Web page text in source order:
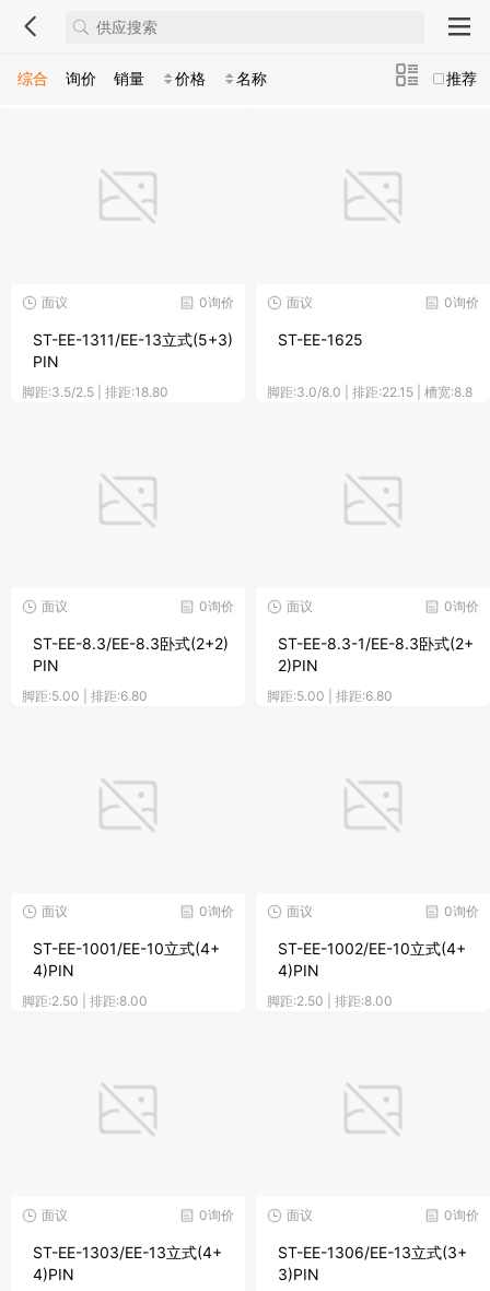
推荐
综合 询价 销量 价格 名称
0询价
面议
ST-EE-1311/EE-13立式(5+3)
PIN
脚距:3.5/2.5 | 排距:18.80
0询价
面议
ST-EE-1625
脚距:3.0/8.0 | 排距:22.15 | 槽宽:8.8
0询价
面议
ST-EE-8.3/EE-8.3卧式(2+2)
PIN
脚距:5.00 | 排距:6.80
0询价
面议
ST-EE-8.3-1/EE-8.3卧式(2+
2)PIN
脚距:5.00 | 排距:6.80
0询价
面议
ST-EE-1001/EE-10立式(4+
4)PIN
脚距:2.50 | 排距:8.00
0询价
面议
ST-EE-1002/EE-10立式(4+
4)PIN
脚距:2.50 | 排距:8.00
0询价
面议
ST-EE-1303/EE-13立式(4+
4)PIN
0询价
面议
ST-EE-1306/EE-13立式(3+
3)PIN